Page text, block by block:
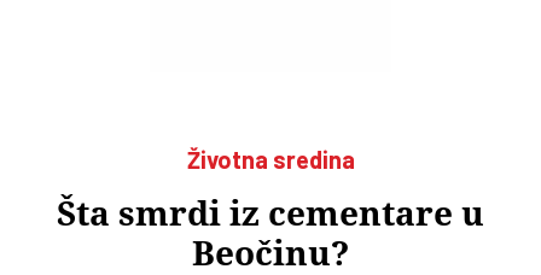
Životna sredina
Šta smrdi iz cementare u
Beočinu?